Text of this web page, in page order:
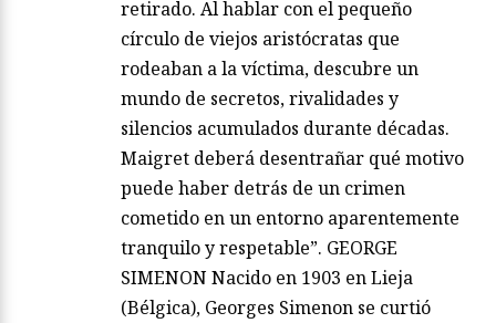
retirado. Al hablar con el pequeño
círculo de viejos aristócratas que
rodeaban a la víctima, descubre un
mundo de secretos, rivalidades y
silencios acumulados durante décadas.
Maigret deberá desentrañar qué motivo
puede haber detrás de un crimen
cometido en un entorno aparentemente
tranquilo y respetable”. GEORGE
SIMENON Nacido en 1903 en Lieja
(Bélgica), Georges Simenon se curtió